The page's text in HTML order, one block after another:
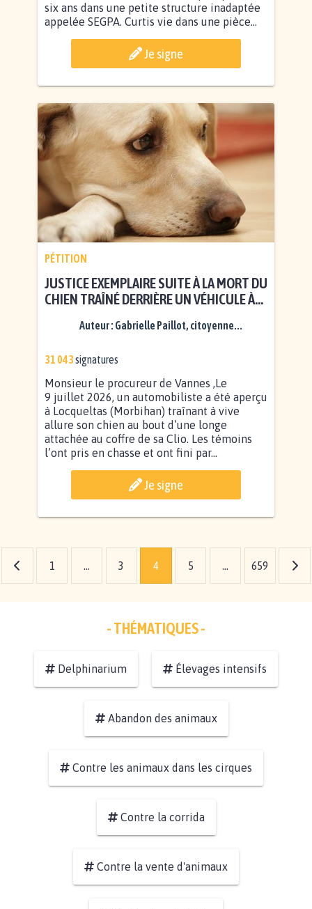
six ans dans une petite structure inadaptée
appelée SEGPA. Curtis vie dans une pièce...
Je signe
PÉTITION
JUSTICE EXEMPLAIRE SUITE À LA MORT DU
CHIEN TRAÎNÉ DERRIÈRE UN VÉHICULE À
Auteur : Gabrielle Paillot, citoyenne...
31 043signatures
Monsieur le procureur de Vannes ,Le
9 juillet 2026, un automobiliste a été aperçu
à Locqueltas (Morbihan) traînant à vive
allure son chien au bout d’une longe
attachée au coffre de sa Clio. Les témoins
l’ont pris en chasse et ont fini par...
Je signe
1 ... 3 4 5 ... 659
- THÉMATIQUES -
Delphinarium Élevages intensifs
Abandon des animaux
Contre les animaux dans les cirques
Contre la corrida
Contre la vente d'animaux